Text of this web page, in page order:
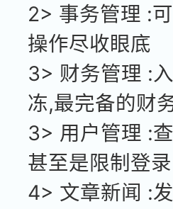
2> 事务管理 :
操作尽收眼底
3> 财务管理 :
冻,最完备的财
3> 用户管理 :
甚至是限制登录
4> 文章新闻 :